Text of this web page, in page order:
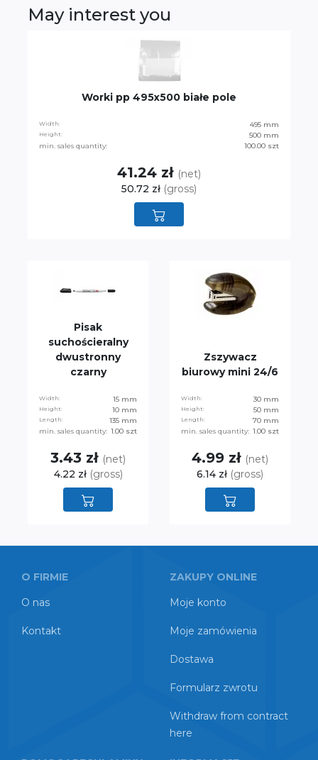
May interest you
Worki pp 495x500 białe pole
Width: 495 mm
Height:
500 mm
min. sales quantity:
100.00 szt
41.24 zł (net)
50.72 zł (gross)
Pisak
suchościeralny
dwustronny
czarny
Width: 15 mm
Height: 10 mm
Length:
135 mm
min. sales quantity: 1.00 szt
3.43 zł (net)
4.22 zł (gross)
Zszywacz
biurowy mini 24/6
Width: 30 mm
Height: 50 mm
Length:
70 mm
min. sales quantity: 1.00 szt
4.99 zł (net)
6.14 zł (gross)
O FIRMIE
O nas
Kontakt
ZAKUPY ONLINE
Moje konto
Moje zamówienia
Dostawa
Formularz zwrotu
Withdraw from contract
here